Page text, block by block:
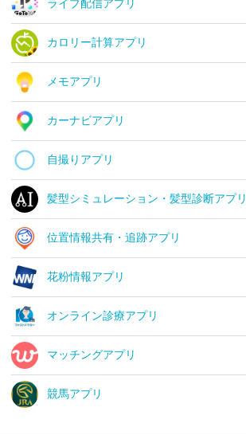
ライブ配信アプリ
カロリー計算アプリ
メモアプリ
カーナビアプリ
自撮りアプリ
髪型シミュレーション・髪型診断アプリ
位置情報共有・追跡アプリ
花粉情報アプリ
オンライン診療アプリ
マッチングアプリ
競馬アプリ